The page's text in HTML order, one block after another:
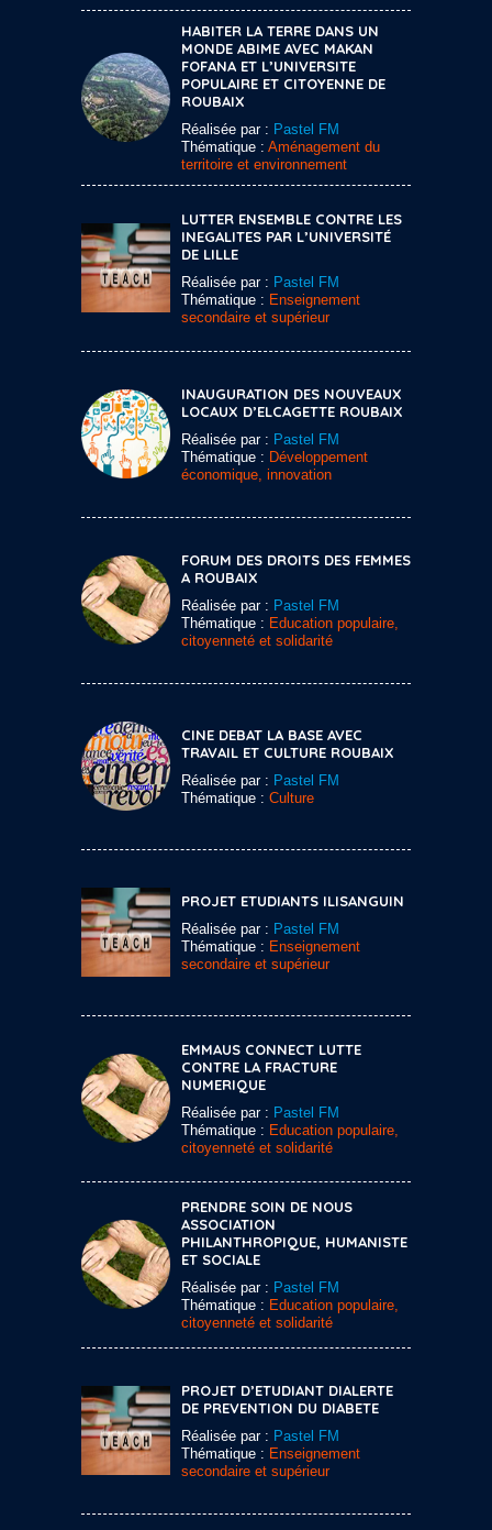
HABITER LA TERRE DANS UN
MONDE ABIME AVEC MAKAN
FOFANA ET L’UNIVERSITE
POPULAIRE ET CITOYENNE DE
ROUBAIX
Réalisée par : Pastel FM
Thématique : Aménagement du
territoire et environnement
LUTTER ENSEMBLE CONTRE LES
INEGALITES PAR L’UNIVERSITÉ
DE LILLE
Réalisée par : Pastel FM
Thématique : Enseignement
secondaire et supérieur
INAUGURATION DES NOUVEAUX
LOCAUX D’ELCAGETTE ROUBAIX
Réalisée par : Pastel FM
Thématique : Développement
économique, innovation
FORUM DES DROITS DES FEMMES
A ROUBAIX
Réalisée par : Pastel FM
Thématique : Education populaire,
citoyenneté et solidarité
CINE DEBAT LA BASE AVEC
TRAVAIL ET CULTURE ROUBAIX
Réalisée par : Pastel FM
Thématique : Culture
PROJET ETUDIANTS ILISANGUIN
Réalisée par : Pastel FM
Thématique : Enseignement
secondaire et supérieur
EMMAUS CONNECT LUTTE
CONTRE LA FRACTURE
NUMERIQUE
Réalisée par : Pastel FM
Thématique : Education populaire,
citoyenneté et solidarité
PRENDRE SOIN DE NOUS
ASSOCIATION
PHILANTHROPIQUE, HUMANISTE
ET SOCIALE
Réalisée par : Pastel FM
Thématique : Education populaire,
citoyenneté et solidarité
PROJET D’ETUDIANT DIALERTE
DE PREVENTION DU DIABETE
Réalisée par : Pastel FM
Thématique : Enseignement
secondaire et supérieur